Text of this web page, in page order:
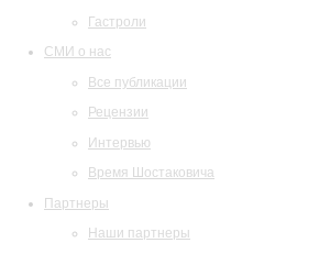
Гастроли
СМИ о нас
Все публикации
Рецензии
Интервью
Время Шостаковича
Партнеры
Наши партнеры